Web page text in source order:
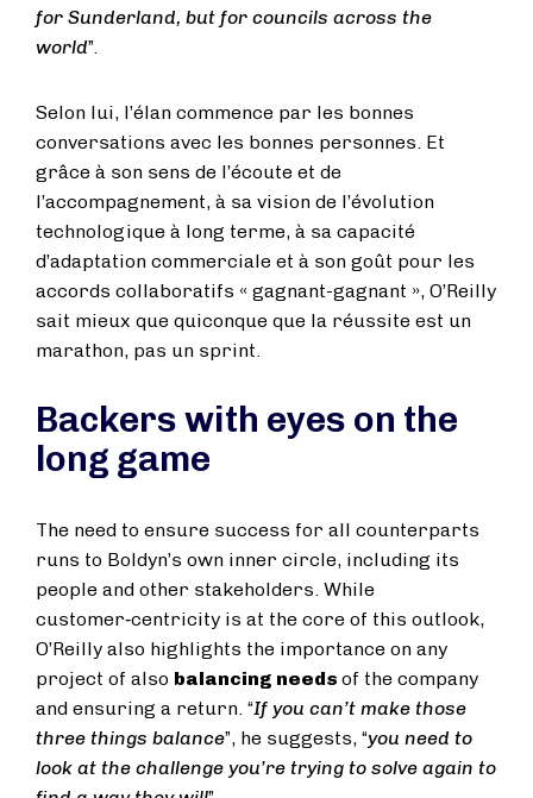
for Sunderland, but for councils across the
world”.
Selon lui, l’élan commence par les bonnes
conversations avec les bonnes personnes. Et
grâce à son sens de l’écoute et de
l’accompagnement, à sa vision de l’évolution
technologique à long terme, à sa capacité
d’adaptation commerciale et à son goût pour les
accords collaboratifs « gagnant-gagnant », O’Reilly
sait mieux que quiconque que la réussite est un
marathon, pas un sprint.
Backers with eyes on the
long game
The need to ensure success for all counterparts
runs to Boldyn’s own inner circle, including its
people and other stakeholders. While
customer‑centricity is at the core of this outlook,
O’Reilly also highlights the importance on any
project of also balancing needs of the company
and ensuring a return. “If you can’t make those
three things balance”, he suggests, “you need to
look at the challenge you’re trying to solve again to